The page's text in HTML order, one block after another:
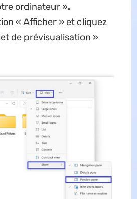
ordinateur ».
« Afficher » et cliquez
de prévisualisation »